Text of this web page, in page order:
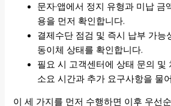
문자·앱에서 정지 유형과 미납 금
용을 먼저 확인합니다.
결제수단 점검 및 즉시 납부 가능
동이체 상태를 확인합니다.
필요 시 고객센터에 상태 문의 및
소요 시간과 추가 요구사항을 물
이 세 가지를 먼저 수행하면 이후 우선